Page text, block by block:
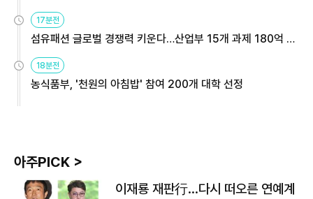
용해야
17분전
섬유패션 글로벌 경쟁력 키운다…산업부 15개 과제 180억 지
원
18분전
농식품부, '천원의 아침밥' 참여 200개 대학 선정
아주PICK >
이재룡 재판行…다시 떠오른 연예계